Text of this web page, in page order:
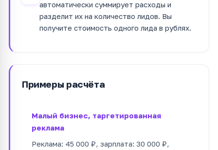
автоматически суммирует расходы и
разделит их на количество лидов. Вы
получите стоимость одного лида в рублях.
Примеры расчёта
Малый бизнес, таргетированная
реклама
Реклама: 45 000 ₽, зарплата: 30 000 ₽,